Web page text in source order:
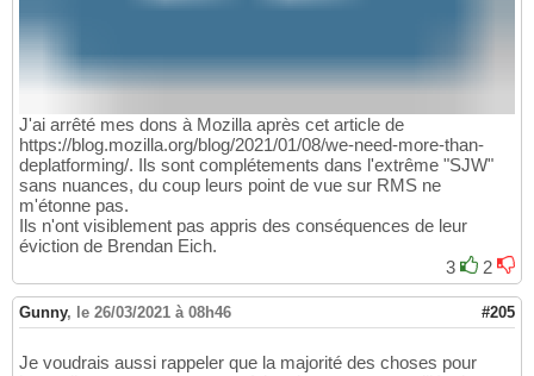
J'ai arrêté mes dons à Mozilla après cet article de
https://blog.mozilla.org/blog/2021/01/08/we-need-more-than-
deplatforming/. Ils sont complétements dans l'extrême "SJW"
sans nuances, du coup leurs point de vue sur RMS ne
m'étonne pas.
Ils n'ont visiblement pas appris des conséquences de leur
éviction de Brendan Eich.
3
2
Gunny, le 26/03/2021 à 08h46 #205
Je voudrais aussi rappeler que la majorité des choses pour